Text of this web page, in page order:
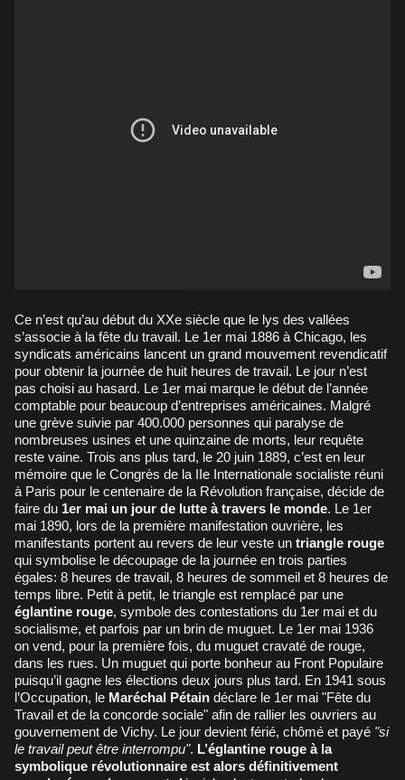
Ce n’est qu’au début du XXe siècle que le lys des vallées
s’associe à la fête du travail. Le 1er mai 1886 à Chicago, les
syndicats américains lancent un grand mouvement revendicatif
pour obtenir la journée de huit heures de travail. Le jour n’est
pas choisi au hasard. Le 1er mai marque le début de l’année
comptable pour beaucoup d’entreprises américaines. Malgré
une grève suivie par 400.000 personnes qui paralyse de
nombreuses usines et une quinzaine de morts, leur requête
reste vaine. Trois ans plus tard, le 20 juin 1889, c’est en leur
mémoire que le Congrès de la IIe Internationale socialiste réuni
à Paris pour le centenaire de la Révolution française, décide de
faire du 1er mai un jour de lutte à travers le monde. Le 1er
mai 1890, lors de la première manifestation ouvrière, les
manifestants portent au revers de leur veste un triangle rouge
qui symbolise le découpage de la journée en trois parties
égales: 8 heures de travail, 8 heures de sommeil et 8 heures de
temps libre. Petit à petit, le triangle est remplacé par une
églantine rouge, symbole des contestations du 1er mai et du
socialisme, et parfois par un brin de muguet. Le 1er mai 1936
on vend, pour la première fois, du muguet cravaté de rouge,
dans les rues. Un muguet qui porte bonheur au Front Populaire
puisqu’il gagne les élections deux jours plus tard. En 1941 sous
l’Occupation, le Maréchal Pétain déclare le 1er mai "Fête du
Travail et de la concorde sociale" afin de rallier les ouvriers au
gouvernement de Vichy. Le jour devient férié, chômé et payé "si
le travail peut être interrompu". L’églantine rouge à la
symbolique révolutionnaire est alors définitivement